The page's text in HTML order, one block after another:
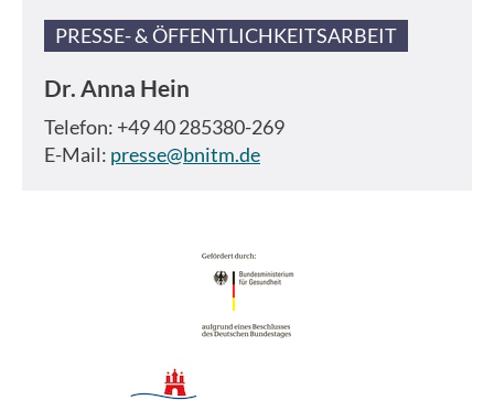
PRESSE- & ÖFFENTLICHKEITSARBEIT
Dr. Anna Hein
Telefon: +49 40 285380-269
E-Mail: presse@bnitm.de